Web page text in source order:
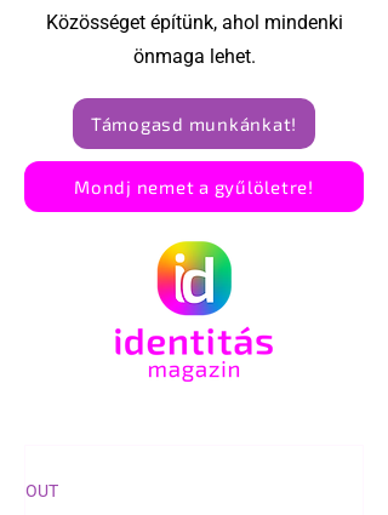
Közösséget építünk, ahol mindenki
önmaga lehet.
Támogasd munkánkat!
Mondj nemet a gyűlöletre!
OUT